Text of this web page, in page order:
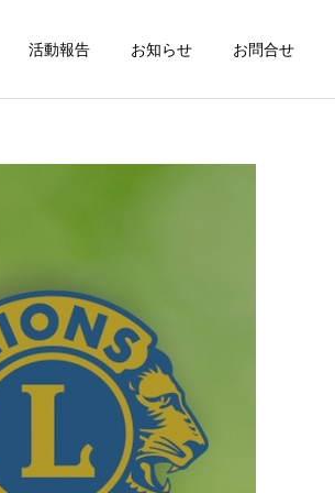
活動報告 お知らせ お問合せ